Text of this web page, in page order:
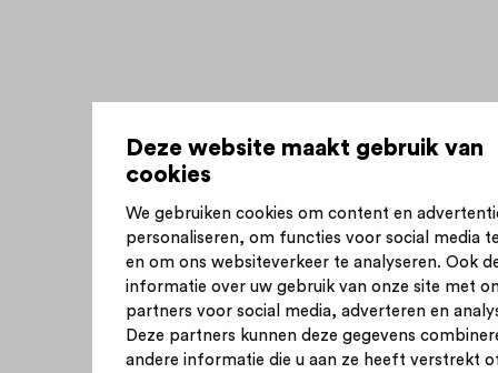
Deze website maakt gebruik van
cookies
We gebruiken cookies om content en
personaliseren, om functies voor social media
en om ons websiteverkeer te analyseren. Ook
informatie over uw gebruik van onze site met
partners voor social media, adverteren en
Deze partners kunnen deze gegevens
andere informatie die u aan ze heeft verstrekt